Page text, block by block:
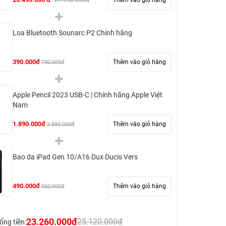
Loa Bluetooth Sounarc P2 Chính hãng
390.000đ 790.000đ Thêm vào giỏ hàng
Apple Pencil 2023 USB-C | Chính hãng Apple Việt
Nam
1.890.000đ 2.590.000đ Thêm vào giỏ hàng
Bao da iPad Gen 10/A16 Dux Ducis Vers
490.000đ 550.000đ Thêm vào giỏ hàng
tiền:23.260.000đ25.120.000đ